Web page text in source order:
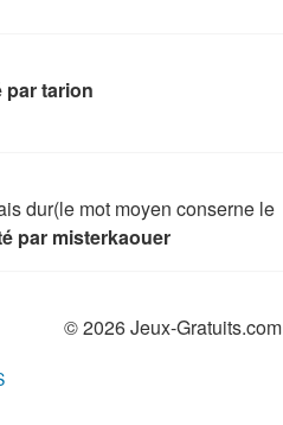
par tarion
dur(le mot moyen conserne le
par misterkaouer
© 2026 Jeux-Gratuits.com